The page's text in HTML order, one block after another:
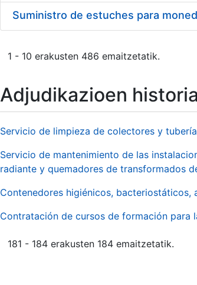
Suministro de estuches para
1 - 10 erakusten 486 emaitzetatik.
Adjudikazioen historia
Servicio de limpieza de colectores y
Servicio de mantenimiento de las
radiante y quemadores de transformados
Contenedores higiénicos,
Contratación de cursos de formación para
181 - 184 erakusten 184 emaitzetatik.